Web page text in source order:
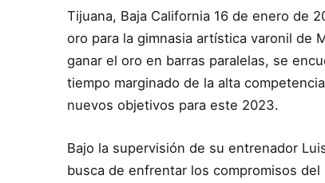
Tijuana, Baja California 16 de enero de
oro para la gimnasia artística varonil de
ganar el oro en barras paralelas, se
tiempo marginado de la alta
nuevos objetivos para este 2023.
Bajo la supervisión de su entrenador
busca de enfrentar los compromisos